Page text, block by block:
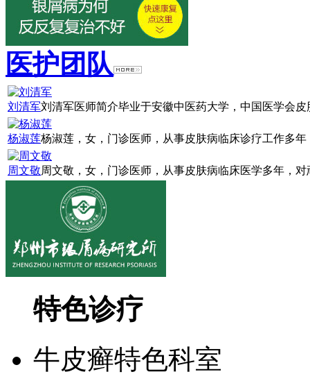
医护团队
刘清军刘清军医师简介毕业于安徽中医药大学，中国医学会
杨淑莲杨淑莲，女，门诊医师，从事皮肤病临床诊疗工作多
周文敬周文敬，女，门诊医师，从事皮肤病临床医学多年，
特色诊疗
牛皮癣特色科室